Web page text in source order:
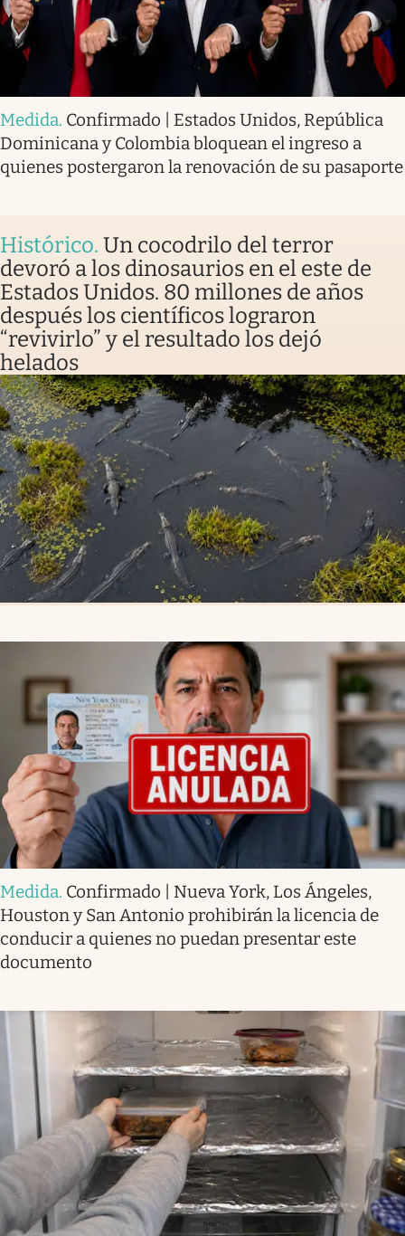
Medida. Confirmado | Estados Unidos, República
Dominicana y Colombia bloquean el ingreso a
quienes postergaron la renovación de su pasaporte
Histórico. Un cocodrilo del terror
devoró a los dinosaurios en el este de
Estados Unidos. 80 millones de años
después los científicos lograron
“revivirlo” y el resultado los dejó
helados
Medida. Confirmado | Nueva York, Los Ángeles,
Houston y San Antonio prohibirán la licencia de
conducir a quienes no puedan presentar este
documento